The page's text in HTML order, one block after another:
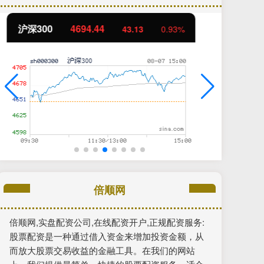
北证50 1134.24 11.37 1.01%
倍顺网
倍顺网,实盘配资公司,在线配资开户,正规配资服务:
股票配资是一种通过借入资金来增加投资金额，从
而放大股票交易收益的金融工具。在我们的网站